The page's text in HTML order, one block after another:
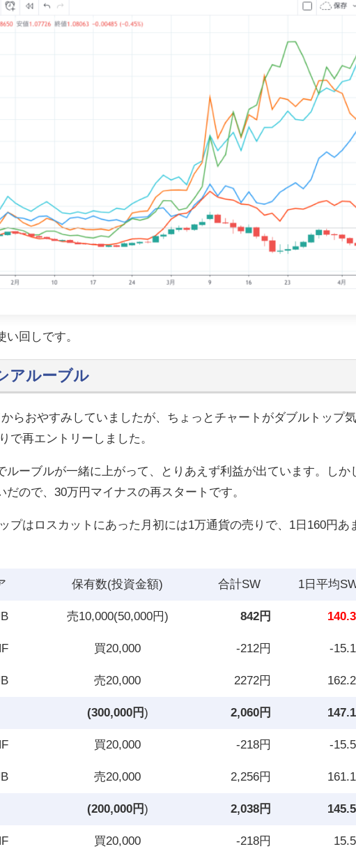
い回しです。
アルーブル
らおやすみしていましたが、ちょっとチャートがダブルトップ
で再エントリーしました。
ルーブルが一緒に上がって、とりあえず利益が出ています。しか
ので、30万円マイナスの再スタートです。
プはロスカットにあった月初には1万通貨の売りで、1日160円あ
保有数(投資金額) 合計SW 1日平均
売10,000(50,000円) 842円
買20,000 -212円 -
売20,000 2272円
(300,000円) 2,060円
買20,000 -218円 -
売20,000 2,256円
(200,000円) 2,038円
買20,000 -218円